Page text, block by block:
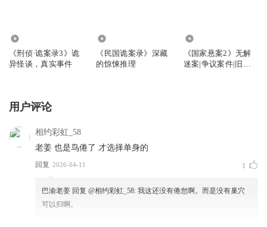
《刑侦·诡案录3》诡
异怪谈，真实事件
《民国诡案录》深藏
的惊悚推理
《国家悬案2》无解
迷案|争议案件|旧案
用户评论
相约彩虹_58
老姜 也是鸟倦了 才选择单身的
回复 2026-04-11 1
巴渝老姜 回复 @相约彩虹_58: 我这还没有倦怠啊。而是没有巢穴
可以归啊。